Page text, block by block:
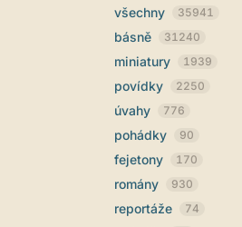
všechny 35941
básně 31240
miniatury 1939
povídky 2250
úvahy 776
pohádky 90
fejetony 170
romány 930
reportáže 74